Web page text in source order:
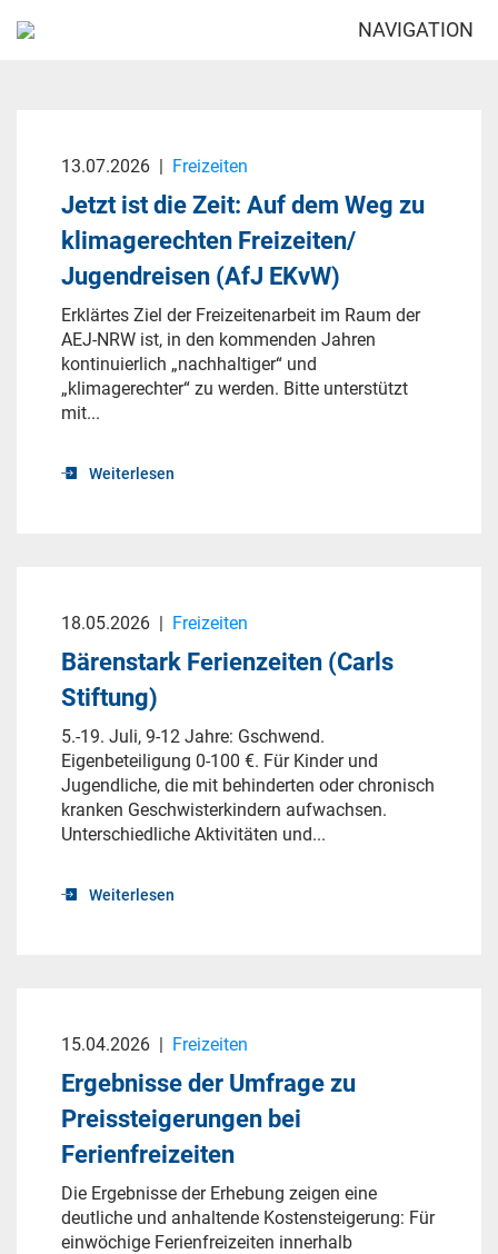
NAVIGATION
13.07.2026 | Freizeiten
Jetzt ist die Zeit: Auf dem Weg zu
klimagerechten Freizeiten/
Jugendreisen (AfJ EKvW)
Erklärtes Ziel der Freizeitenarbeit im Raum der
AEJ-NRW ist, in den kommenden Jahren
kontinuierlich „nachhaltiger“ und
„klimagerechter“ zu werden. Bitte unterstützt
mit...
Weiterlesen
18.05.2026 | Freizeiten
Bärenstark Ferienzeiten (Carls
Stiftung)
5.-19. Juli, 9-12 Jahre: Gschwend.
Eigenbeteiligung 0-100 €. Für Kinder und
Jugendliche, die mit behinderten oder chronisch
kranken Geschwisterkindern aufwachsen.
Unterschiedliche Aktivitäten und...
Weiterlesen
15.04.2026 | Freizeiten
Ergebnisse der Umfrage zu
Preissteigerungen bei
Ferienfreizeiten
Die Ergebnisse der Erhebung zeigen eine
deutliche und anhaltende Kostensteigerung: Für
einwöchige Ferienfreizeiten innerhalb